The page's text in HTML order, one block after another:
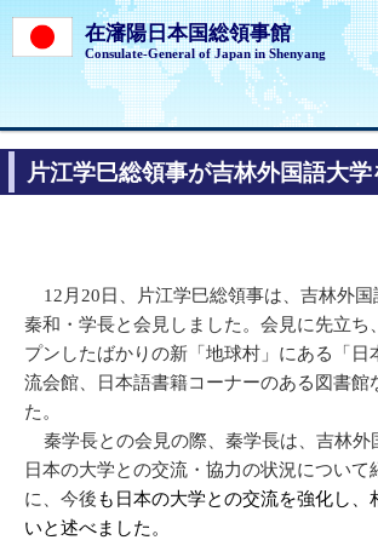
在瀋陽日本国総領事館
Consulate-General of Japan in Shenyang
片江学巳総領事が吉林外国語大学
12月20日、片江学巳総領事は、吉林外国
秦和・学長と会見しました。会見に先立ち
プンしたばかりの新「地球村」にある「日
流会館、日本語書籍コーナーのある図書館
た。
秦学長との会見の際、秦学長は、吉林外
日本の大学との交流・協力の状況について
に、今後も日本の大学との交流を強化し、
いと述べました。